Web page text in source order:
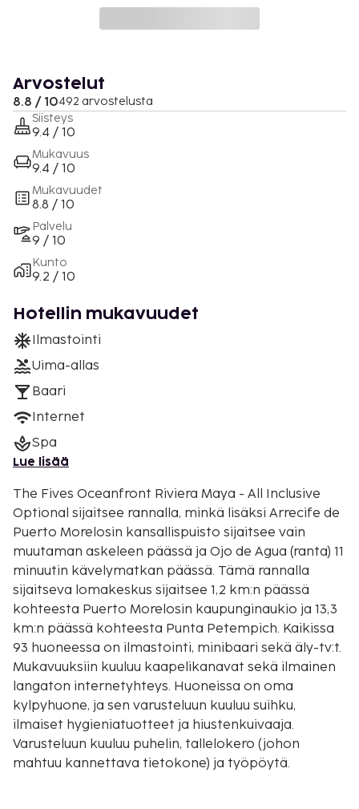
Arvostelut
8.8 / 10492 arvostelusta
Siisteys
9.4 / 10
Mukavuus
9.4 / 10
Mukavuudet
8.8 / 10
Palvelu
9 / 10
Kunto
9.2 / 10
Hotellin mukavuudet
Ilmastointi
Uima-allas
Baari
Internet
Spa
Lue lisää
The Fives Oceanfront Riviera Maya - All Inclusive
Optional sijaitsee rannalla, minkä lisäksi Arrecife de
Puerto Morelosin kansallispuisto sijaitsee vain
muutaman askeleen päässä ja Ojo de Agua (ranta) 11
minuutin kävelymatkan päässä. Tämä rannalla
sijaitseva lomakeskus sijaitsee 1,2 km:n päässä
kohteesta Puerto Morelosin kaupunginaukio ja 13,3
km:n päässä kohteesta Punta Petempich. Kaikissa
93 huoneessa on ilmastointi, minibaari sekä äly-tv:t.
Mukavuuksiin kuuluu kaapelikanavat sekä ilmainen
langaton internetyhteys. Huoneissa on oma
kylpyhuone, ja sen varusteluun kuuluu suihku,
ilmaiset hygieniatuotteet ja hiustenkuivaaja.
Varusteluun kuuluu puhelin, tallelokero (johon
mahtuu kannettava tietokone) ja työpöytä.